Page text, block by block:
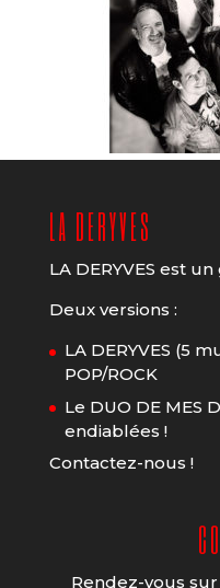
LA DERYVES
LA DERYVES est
Deux versions :
LA DERYVES (5
POP/ROCK
Le DUO DE MES
endiablées !
Contactez-nous !
Rendez-vous